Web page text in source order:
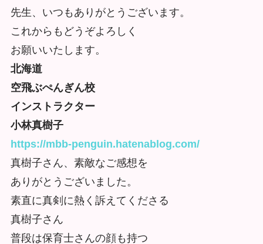
先生、いつもありがとうございます。
これからもどうぞよろしく
お願いいたします。
北海道
空飛ぶぺんぎん校
インストラクター
小林真樹子
https://mbb-penguin.hatenablog.com/
真樹子さん、素敵なご感想を
ありがとうございました。
素直に真剣に熱く訴えてくださる
真樹子さん
普段は保育士さんの顔も持つ